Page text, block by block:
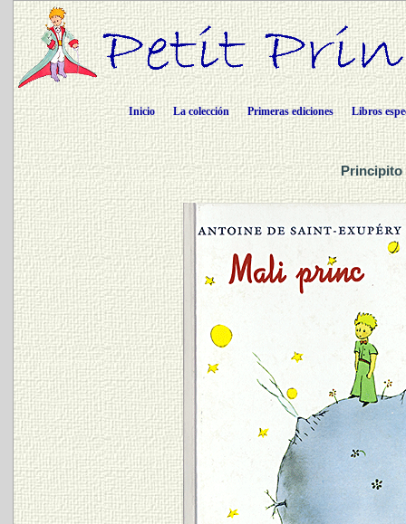
Inicio La colección Primeras ediciones Libros
Principito